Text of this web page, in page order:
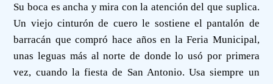
Su boca es ancha y mira con la atención del que suplica.
Un viejo cinturón de cuero le sostiene el pantalón de
barracán que compró hace años en la Feria Municipal,
unas leguas más al norte de donde lo usó por primera
vez, cuando la fiesta de San Antonio. Usa siempre un